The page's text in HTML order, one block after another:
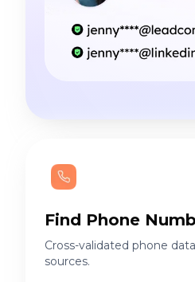
Find Phone
Cross-validated phone
sources.